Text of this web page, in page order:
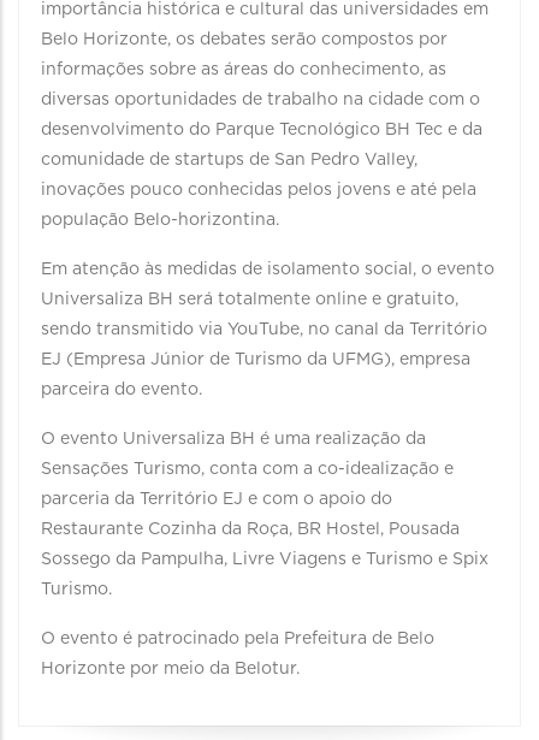
importância histórica e cultural das universidades em
Belo Horizonte, os debates serão compostos por
informações sobre as áreas do conhecimento, as
diversas oportunidades de trabalho na cidade com o
desenvolvimento do Parque Tecnológico BH Tec e da
comunidade de startups de San Pedro Valley,
inovações pouco conhecidas pelos jovens e até pela
população Belo-horizontina.
Em atenção às medidas de isolamento social, o evento
Universaliza BH será totalmente online e gratuito,
sendo transmitido via YouTube, no canal da Território
EJ (Empresa Júnior de Turismo da UFMG), empresa
parceira do evento.
O evento Universaliza BH é uma realização da
Sensações Turismo, conta com a co-idealização e
parceria da Território EJ e com o apoio do
Restaurante Cozinha da Roça, BR Hostel, Pousada
Sossego da Pampulha, Livre Viagens e Turismo e Spix
Turismo.
O evento é patrocinado pela Prefeitura de Belo
Horizonte por meio da Belotur.